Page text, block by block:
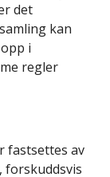
det
kan
i
regler
fastsettes av
forskuddsvis